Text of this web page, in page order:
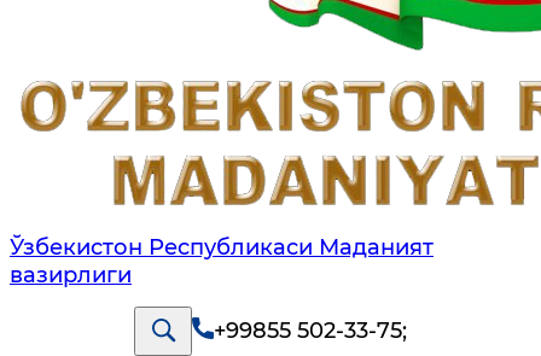
Ўзбекистон Республикаси Маданият
вазирлиги
+99855 502-33-75;